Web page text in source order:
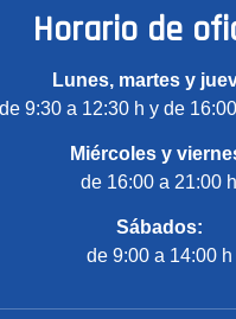
Horario de
Lunes, martes y
de 9:30 a 12:30 h y de
Miércoles y
de 16:00 a 21:00 h
Sábados:
de 9:00 a 14:00 h